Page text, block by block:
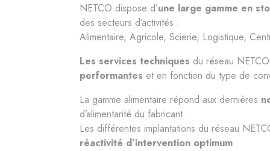
NETCO dispose d’une large gamme en
des secteurs d’activités :
Alimentaire, Agricole, Scierie, Logistique,
Les services techniques du réseau
performantes et en fonction du type de
La gamme alimentaire répond aux dernières
d’alimentarité du fabricant.
Les différentes implantations du réseau
réactivité d’intervention optimum